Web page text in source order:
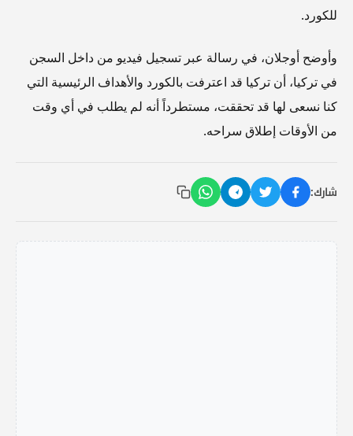
للكورد.
وأوضح أوجلان، في رسالة عبر تسجيل فيديو من داخل السجن
في تركيا، أن تركيا قد اعترفت بالكورد والأهداف الرئيسية التي
كنا نسعى لها قد تحققت، مستطرداً أنه لم يطلب في أي وقت
من الأوقات إطلاق سراحه.
شارك: